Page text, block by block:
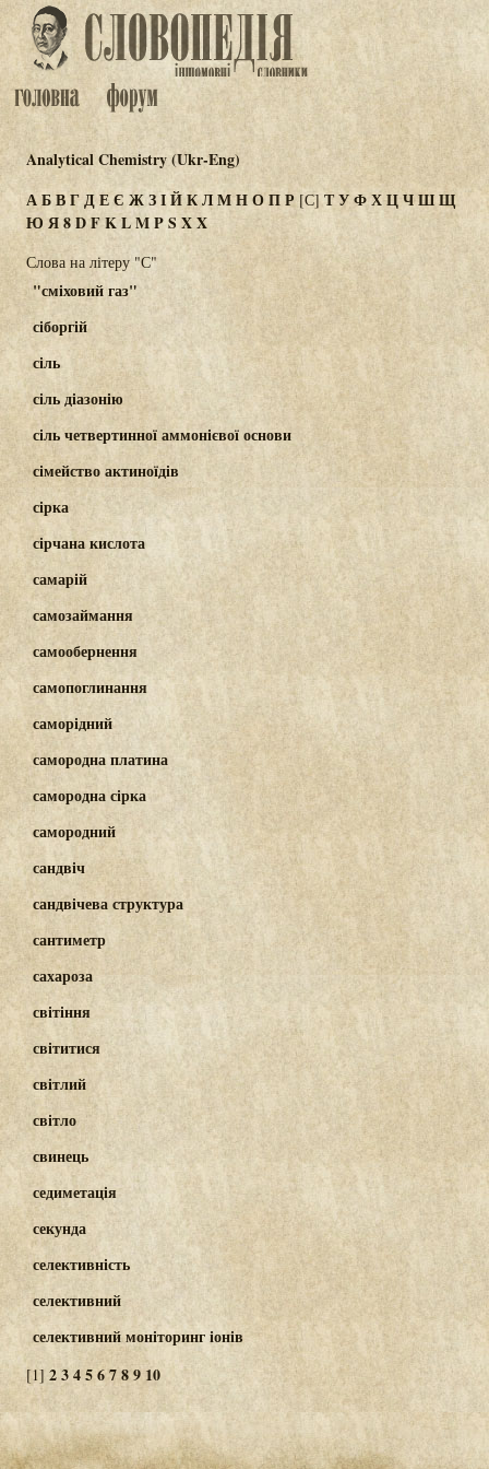
Analytical Chemistry (Ukr-Eng)
АБВГДЕЄ ЖЗІЙКЛМНОПР [С]ТУФХЦЧШЩ
Ю Я8DFKLMPS XΧ
Слова на літеру "С"
"сміховий газ"
сіборгій
сіль
сіль діазонію
сіль четвертинної аммонієвої основи
сімейство актиноїдів
сірка
сірчана кислота
самарій
самозаймання
самообернення
самопоглинання
саморідний
самородна платина
самородна сірка
самородний
сандвіч
сандвічева структура
сантиметр
сахароза
світіння
світитися
світлий
світло
свинець
седиметація
секунда
селективність
селективний
селективний моніторинг іонів
[1] 23456789 10